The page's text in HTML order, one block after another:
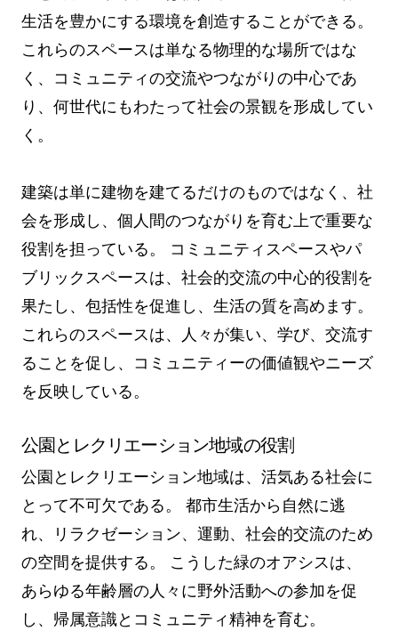
生活を豊かにする環境を創造することができる。
これらのスペースは単なる物理的な場所ではな
く、コミュニティの交流やつながりの中心であ
り、何世代にもわたって社会の景観を形成してい
く。
建築は単に建物を建てるだけのものではなく、社
会を形成し、個人間のつながりを育む上で重要な
役割を担っている。 コミュニティスペースやパ
ブリックスペースは、社会的交流の中心的役割を
果たし、包括性を促進し、生活の質を高めます。
これらのスペースは、人々が集い、学び、交流す
ることを促し、コミュニティーの価値観やニーズ
を反映している。
公園とレクリエーション地域の役割
公園とレクリエーション地域は、活気ある社会に
とって不可欠である。 都市生活から自然に逃
れ、リラクゼーション、運動、社会的交流のため
の空間を提供する。 こうした緑のオアシスは、
あらゆる年齢層の人々に野外活動への参加を促
し、帰属意識とコミュニティ精神を育む。